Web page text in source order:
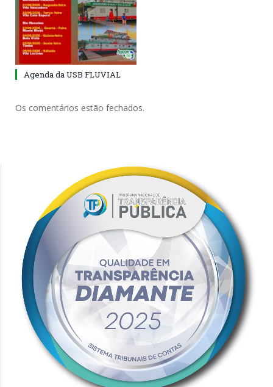
Agenda da USB FLUVIAL
Os comentários estão fechados.